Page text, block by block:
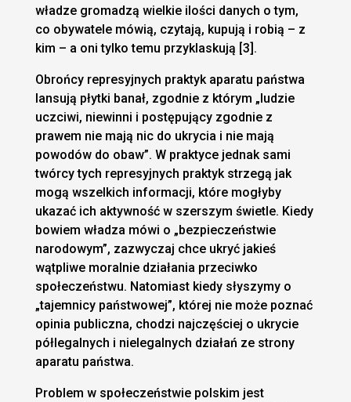
władze gromadzą wielkie ilości danych o tym,
co obywatele mówią, czytają, kupują i robią – z
kim – a oni tylko temu przyklaskują [3].
Obrońcy represyjnych praktyk aparatu państwa
lansują płytki banał, zgodnie z którym „ludzie
uczciwi, niewinni i postępujący zgodnie z
prawem nie mają nic do ukrycia i nie mają
powodów do obaw”. W praktyce jednak sami
twórcy tych represyjnych praktyk strzegą jak
mogą wszelkich informacji, które mogłyby
ukazać ich aktywność w szerszym świetle. Kiedy
bowiem władza mówi o „bezpieczeństwie
narodowym”, zazwyczaj chce ukryć jakieś
wątpliwe moralnie działania przeciwko
społeczeństwu. Natomiast kiedy słyszymy o
„tajemnicy państwowej”, której nie może poznać
opinia publiczna, chodzi najczęściej o ukrycie
półlegalnych i nielegalnych działań ze strony
aparatu państwa.
Problem w społeczeństwie polskim jest